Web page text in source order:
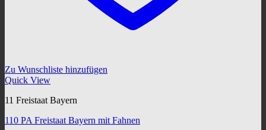
Zu Wunschliste hinzufügen
Quick View
11 Freistaat Bayern
110 PA Freistaat Bayern mit Fahnen